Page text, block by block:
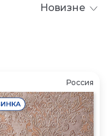
Новизне
Россия